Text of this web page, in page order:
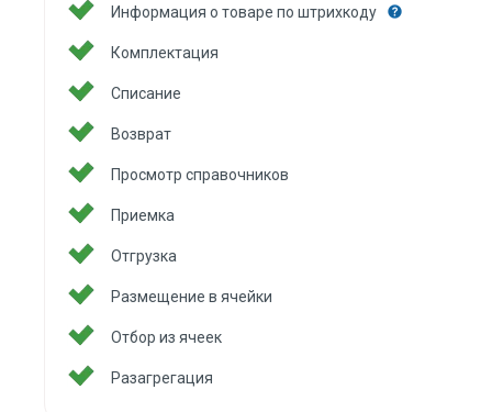
Информация о товаре по штрихкоду
Комплектация
Списание
Возврат
Просмотр справочников
Приемка
Отгрузка
Размещение в ячейки
Отбор из ячеек
Разагрегация